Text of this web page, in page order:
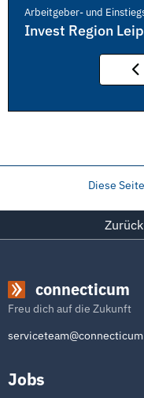
Arbeitgeber- und
Invest Region
Diese
connecticum
Freu dich auf die Zukunft
Jobs